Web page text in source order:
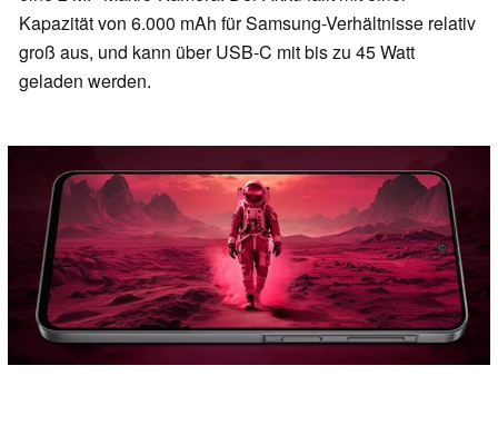
Kapazität von 6.000 mAh für Samsung-Verhältnisse relativ
groß aus, und kann über USB-C mit bis zu 45 Watt
geladen werden.